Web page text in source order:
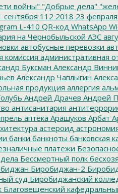
войны" "Добрые дела"
сентября 112 2018 23 февраля
L-410 QR-код WhatsApp
на Чернобыльской АЭС
автобусные перевозки
комиссия административная
Буксман Александр
Александр Чаплыгин
продукция аллергия
Андрей Драчев Андрей
антисанитария
аптека Арашуков Арбат
астероид
банки банкноты банковская
платежи
Бессмертный полк
Биробиджан-2
суд Биробиджанский
Благовещенский